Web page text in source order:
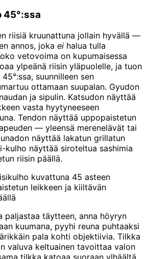
45°:ssa
riisiä kruunattuna jollain hyvällä —
annos, joka ei halua tulla
vetovoima on kupumaisessa
ylpeänä riisin yläpuolelle, ja tuon
suunnilleen sen
ottamaan suupalan. Gyudon
ja sipulin. Katsudon näyttää
vasta hyytyneeseen
Tendon näyttää uppopaistetun
— yleensä merenelävät tai
näyttää lakatun grillatun
kulho näyttää siroteltua sashimia
riisin päällä.
kuvattuna 45 asteen
leikkeen ja kiiltävän
paljastaa täytteen, anna höyryn
kuumana, pyyhi reuna puhtaaksi
pala kohti objektiivia. Tilkka
valuva keltuainen tavoittaa valon
tilkka katoaa suoraan ylhäältä.